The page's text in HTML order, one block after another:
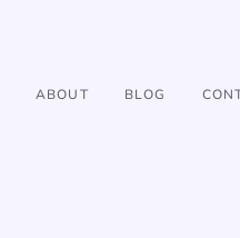
ABOUT BLOG